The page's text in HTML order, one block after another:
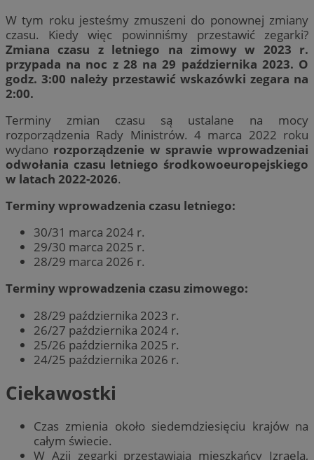
W tym roku jesteśmy zmuszeni do ponownej zmiany
czasu. Kiedy więc powinniśmy przestawić zegarki?
Zmiana czasu z letniego na zimowy w 2023 r.
przypada na noc z 28 na 29 października 2023. O
godz. 3:00 należy przestawić wskazówki zegara na
2:00.
Terminy zmian czasu są ustalane na mocy
rozporządzenia Rady Ministrów. 4 marca 2022 roku
wydano rozporządzenie w sprawie wprowadzeniai
odwołania czasu letniego środkowoeuropejskiego
w latach 2022-2026.
Terminy wprowadzenia czasu letniego:
30/31 marca 2024 r.
29/30 marca 2025 r.
28/29 marca 2026 r.
Terminy wprowadzenia czasu zimowego:
28/29 października 2023 r.
26/27 października 2024 r.
25/26 października 2025 r.
24/25 października 2026 r.
Ciekawostki
Czas zmienia około siedemdziesięciu krajów na
całym świecie.
W Azji zegarki przestawiają mieszkańcy Izraela,